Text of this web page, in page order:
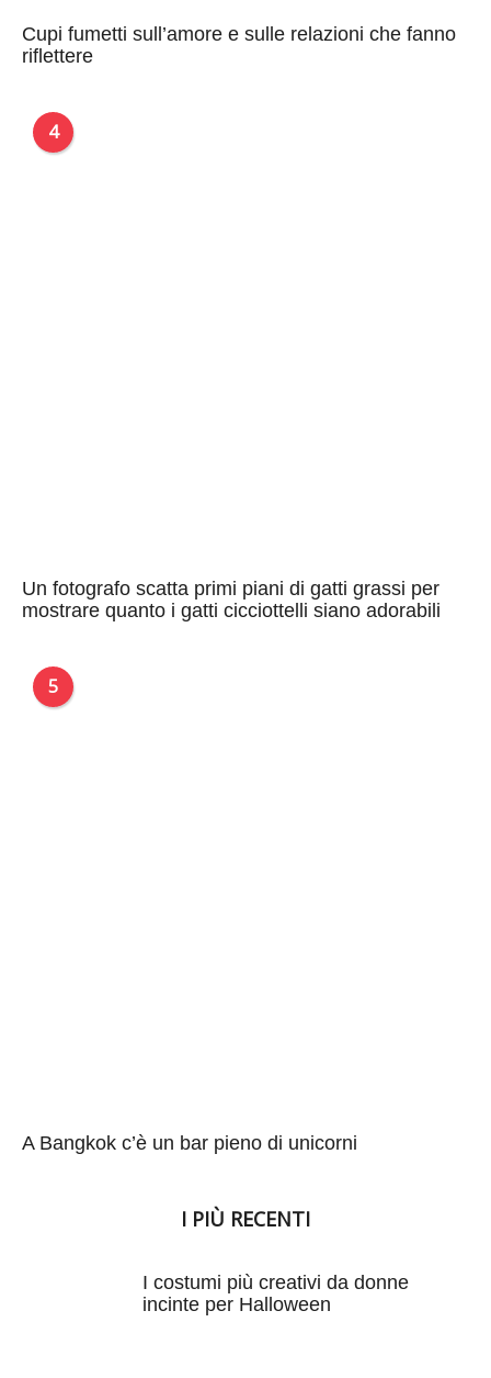
Cupi fumetti sull’amore e sulle relazioni che fanno
riflettere
4
Un fotografo scatta primi piani di gatti grassi per
mostrare quanto i gatti cicciottelli siano adorabili
5
A Bangkok c’è un bar pieno di unicorni
I PIÙ RECENTI
I costumi più creativi da donne
incinte per Halloween